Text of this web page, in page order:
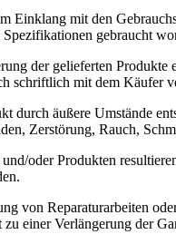
Einklang mit den
Spezifikationen gebraucht
der gelieferten Produkte
schriftlich mit dem Käufer
durch äußere Umstände
Zerstörung, Rauch,
oder Produkten
von Reparaturarbeiten
einer Verlängerung der